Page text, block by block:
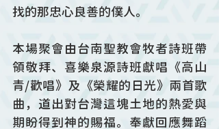
找的那忠心良善的僕人。
本場聚會由台南聖教會牧者詩班帶
領敬拜、喜樂泉源詩班獻唱《高山
青/歡唱》及《榮耀的日光》兩首歌
曲，道出對台灣這塊土地的熱愛與
期盼得到神的賜福。奉獻回應舞蹈